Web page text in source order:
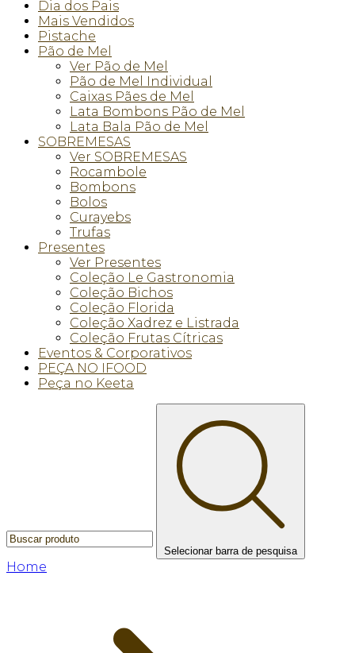
Dia dos Pais
Mais Vendidos
Pistache
Pão de Mel
Ver Pão de Mel
Pão de Mel Individual
Caixas Pães de Mel
Lata Bombons Pão de Mel
Lata Bala Pão de Mel
SOBREMESAS
Ver SOBREMESAS
Rocambole
Bombons
Bolos
Curayebs
Trufas
Presentes
Ver Presentes
Coleção Le Gastronomia
Coleção Bichos
Coleção Florida
Coleção Xadrez e Listrada
Coleção Frutas Cítricas
Eventos & Corporativos
PEÇA NO IFOOD
Peça no Keeta
Selecionar barra de pesquisa
Home